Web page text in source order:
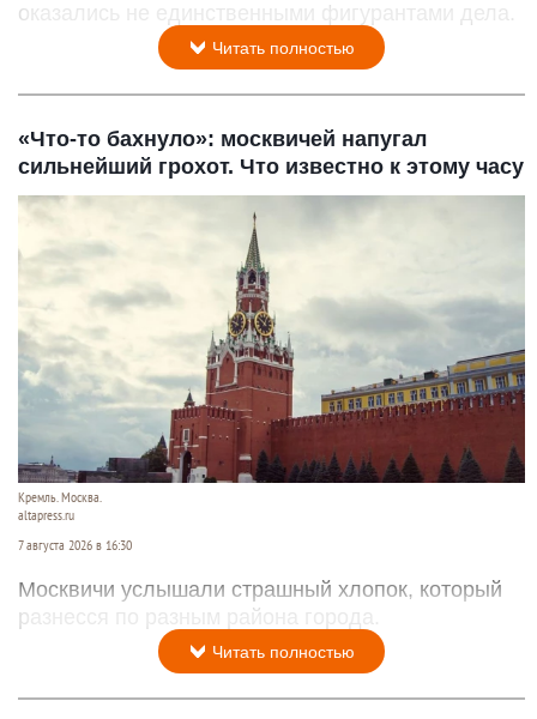
оказались не единственными фигурантами дела.
Читать полностью
«Что-то бахнуло»: москвичей напугал
сильнейший грохот. Что известно к этому часу
Кремль. Москва.
altapress.ru
7 августа 2026 в 16:30
Москвичи услышали страшный хлопок, который
разнесся по разным района города.
Читать полностью